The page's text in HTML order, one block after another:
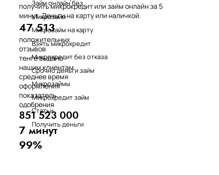
Займ онлайн без
Микрозайм
Микрозайм на карту
Взять микрокредит
Микрокредит без отказа
Срочно деньги займ
Микрозаймы
Микрокредит займ
Статьи
Получить деньги
получить микрокредит или займ онлайн за 5
минут. Деньги на карту или наличкой.
47 513
положительных
отзывов
тенге выдано
нашим клиентам
среднее время
оформления
показатель
одобрения
851 523 000
7 минут
99%